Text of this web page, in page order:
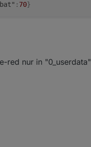
: 70}
red nur in "0_userdata"